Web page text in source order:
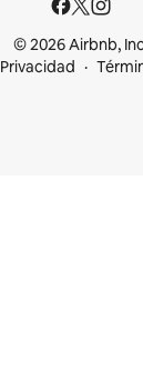
© 2026 Airbnb,
Privacidad